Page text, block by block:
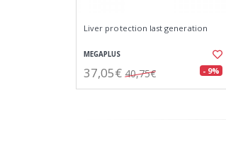
Liver protection last generation
MEGAPLUS
37,05€ 40,75€ - 9%